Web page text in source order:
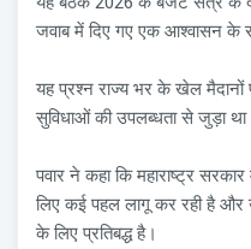
जवाब में दिए गए एक आश्वासन के
यह प्रश्न राज्य भर के खेल मैदानों
सुविधाओं की उपलब्धता से जुड़ा
पवार ने कहा कि महाराष्ट्र
लिए कई पहल लागू कर रही है और
के लिए प्रतिबद्ध है।